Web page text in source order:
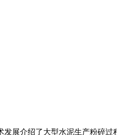
展介绍了大型水泥生产粉碎